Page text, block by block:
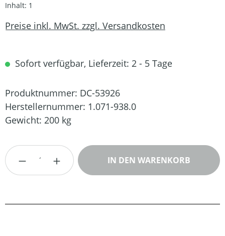
Inhalt: 1
Preise inkl. MwSt. zzgl. Versandkosten
Sofort verfügbar, Lieferzeit: 2 - 5 Tage
Produktnummer: DC-53926
Herstellernummer: 1.071-938.0
Gewicht: 200 kg
Produkt Anzahl: Gib den gewünschten
IN DEN WARENKORB